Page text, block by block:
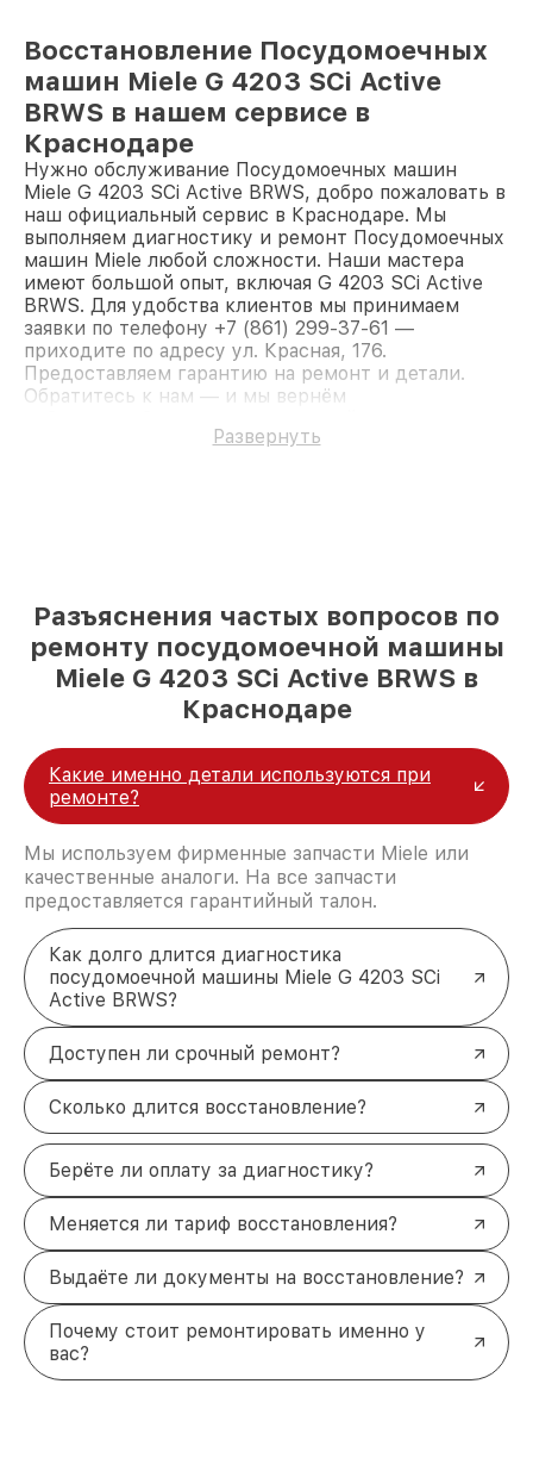
Восстановление Посудомоечных
машин Miele G 4203 SCi Active
BRWS в нашем сервисе в
Краснодаре
Нужно обслуживание Посудомоечных машин
Miele G 4203 SCi Active BRWS, добро пожаловать в
наш официальный сервис в Краснодаре. Мы
выполняем диагностику и ремонт Посудомоечных
машин Miele любой сложности. Наши мастера
имеют большой опыт, включая G 4203 SCi Active
BRWS. Для удобства клиентов мы принимаем
заявки по телефону +7 (861) 299-37-61 —
приходите по адресу ул. Красная, 176.
Предоставляем гарантию на ремонт и детали.
Обратитесь к нам — и мы вернём
Развернуть
Разъяснения частых вопросов по
ремонту посудомоечной машины
Miele G 4203 SCi Active BRWS в
Краснодаре
Какие именно детали используются при
ремонте?
Мы используем фирменные запчасти Miele или
качественные аналоги. На все запчасти
предоставляется гарантийный талон.
Как долго длится диагностика
посудомоечной машины Miele G 4203 SCi
Active BRWS?
Доступен ли срочный ремонт?
Сколько длится восстановление?
Берёте ли оплату за диагностику?
Меняется ли тариф восстановления?
Выдаёте ли документы на восстановление?
Почему стоит ремонтировать именно у
вас?